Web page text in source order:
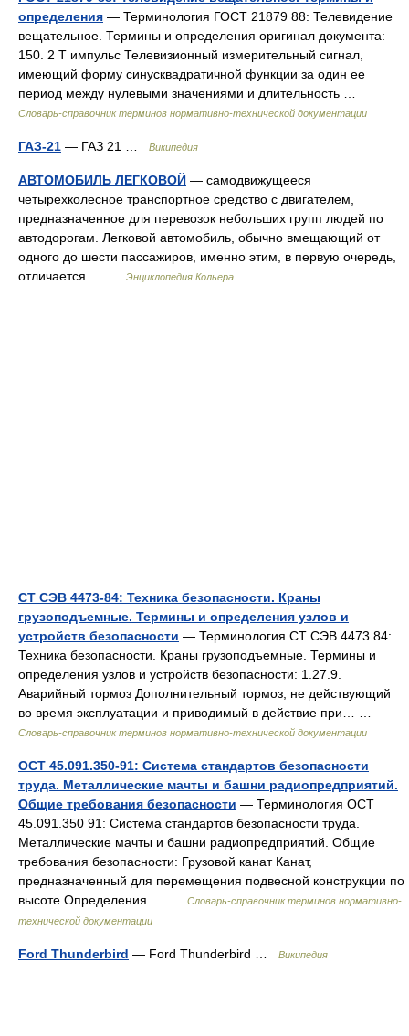
определения — Терминология ГОСТ 21879 88: Телевидение
вещательное. Термины и определения оригинал документа:
150. 2 T импульс Телевизионный измерительный сигнал,
имеющий форму синусквадратичной функции за один ее
период между нулевыми значениями и длительность …
Словарь-справочник терминов нормативно-технической документации
ГАЗ-21 — ГАЗ 21 … Википедия
АВТОМОБИЛЬ ЛЕГКОВОЙ — самодвижущееся
четырехколесное транспортное средство с двигателем,
предназначенное для перевозок небольших групп людей по
автодорогам. Легковой автомобиль, обычно вмещающий от
одного до шести пассажиров, именно этим, в первую очередь,
отличается… …
Энциклопедия Кольера
СТ СЭВ 4473-84: Техника безопасности. Краны
грузоподъемные. Термины и определения узлов и
устройств безопасности — Терминология СТ СЭВ 4473 84:
Техника безопасности. Краны грузоподъемные. Термины и
определения узлов и устройств безопасности: 1.27.9.
Аварийный тормоз Дополнительный тормоз, не действующий
во время эксплуатации и приводимый в действие при… …
Словарь-справочник терминов нормативно-технической документации
ОСТ 45.091.350-91: Система стандартов безопасности
труда. Металлические мачты и башни радиопредприятий.
Общие требования безопасности — Терминология ОСТ
45.091.350 91: Система стандартов безопасности труда.
Металлические мачты и башни радиопредприятий. Общие
требования безопасности: Грузовой канат Канат,
предназначенный для перемещения подвесной конструкции по
высоте Определения… …
Словарь-справочник терминов нормативно-
технической документации
Ford Thunderbird — Ford Thunderbird … Википедия